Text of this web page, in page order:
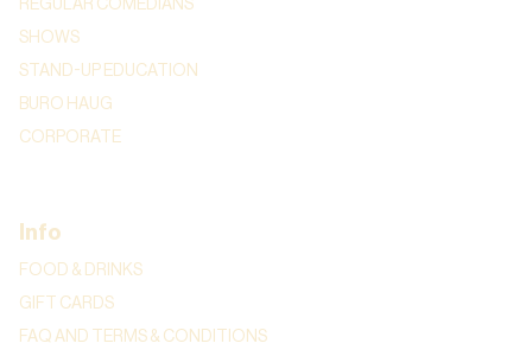
REGULAR COMEDIANS
SHOWS
STAND-UP EDUCATION
BURO HAUG
CORPORATE
Info
FOOD & DRINKS
GIFT CARDS
FAQ AND TERMS & CONDITIONS